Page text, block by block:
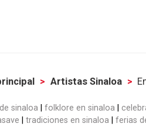
Artistas Sinaloa
sinaloa folklore en sinaloa
tradiciones en sinaloa ferias